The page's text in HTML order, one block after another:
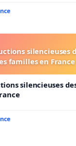
silencieuses
familles en France
silencieuses